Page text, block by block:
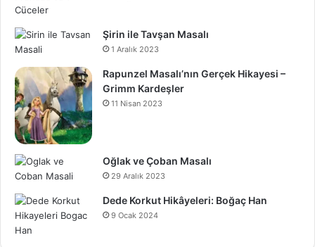
Şirin ile Tavşan Masalı
1 Aralık 2023
Rapunzel Masalı’nın Gerçek Hikayesi –
Grimm Kardeşler
11 Nisan 2023
Oğlak ve Çoban Masalı
29 Aralık 2023
Dede Korkut Hikâyeleri: Boğaç Han
9 Ocak 2024